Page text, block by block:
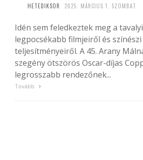
HETEDIKSOR 2025. MÁRCIUS 1. SZOMBAT
Idén sem feledkeztek meg a
legpocsékabb filmjeiről és színészi
teljesítményeiről. A 45. Arany
szegény ötszörös Oscar-díjas
legrosszabb rendezőnek...
Tovább